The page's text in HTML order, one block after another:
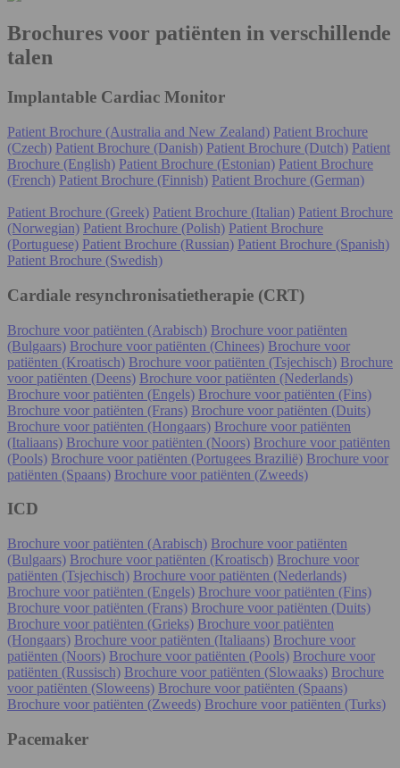
Brochures voor patiënten in verschillende
talen
Implantable Cardiac Monitor
Patient Brochure (Australia and New Zealand) Patient Brochure
(Czech) Patient Brochure (Danish) Patient Brochure (Dutch) Patient
Brochure (English) Patient Brochure (Estonian) Patient Brochure
(French) Patient Brochure (Finnish) Patient Brochure (German)
Patient Brochure (Greek) Patient Brochure (Italian) Patient Brochure
(Norwegian) Patient Brochure (Polish) Patient Brochure
(Portuguese) Patient Brochure (Russian) Patient Brochure (Spanish)
Patient Brochure (Swedish)
Cardiale resynchronisatietherapie (CRT)
Brochure voor patiënten (Arabisch) Brochure voor patiënten
(Bulgaars) Brochure voor patiënten (Chinees) Brochure voor
patiënten (Kroatisch) Brochure voor patiënten (Tsjechisch) Brochure
voor patiënten (Deens) Brochure voor patiënten (Nederlands)
Brochure voor patiënten (Engels) Brochure voor patiënten (Fins)
Brochure voor patiënten (Frans) Brochure voor patiënten (Duits)
Brochure voor patiënten (Hongaars) Brochure voor patiënten
(Italiaans) Brochure voor patiënten (Noors) Brochure voor patiënten
(Pools) Brochure voor patiënten (Portugees Brazilië) Brochure voor
patiënten (Spaans) Brochure voor patiënten (Zweeds)
ICD
Brochure voor patiënten (Arabisch) Brochure voor patiënten
(Bulgaars) Brochure voor patiënten (Kroatisch) Brochure voor
patiënten (Tsjechisch) Brochure voor patiënten (Nederlands)
Brochure voor patiënten (Engels) Brochure voor patiënten (Fins)
Brochure voor patiënten (Frans) Brochure voor patiënten (Duits)
Brochure voor patiënten (Grieks) Brochure voor patiënten
(Hongaars) Brochure voor patiënten (Italiaans) Brochure voor
patiënten (Noors) Brochure voor patiënten (Pools) Brochure voor
patiënten (Russisch) Brochure voor patiënten (Slowaaks) Brochure
voor patiënten (Sloweens) Brochure voor patiënten (Spaans)
Brochure voor patiënten (Zweeds) Brochure voor patiënten (Turks)
Pacemaker